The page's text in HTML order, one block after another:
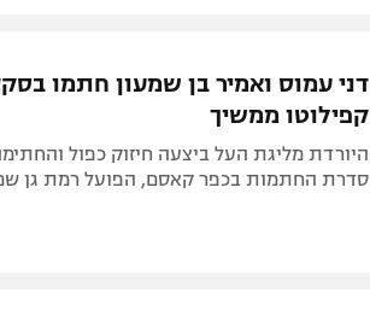
דני עמוס ואמיר בן שמעון חתמו
קפילוטו ממשיך
היורדת מליגת העל ביצעה חיזוק כפול
סדרת החתמות בכפר קאסם, הפועל רמת גן